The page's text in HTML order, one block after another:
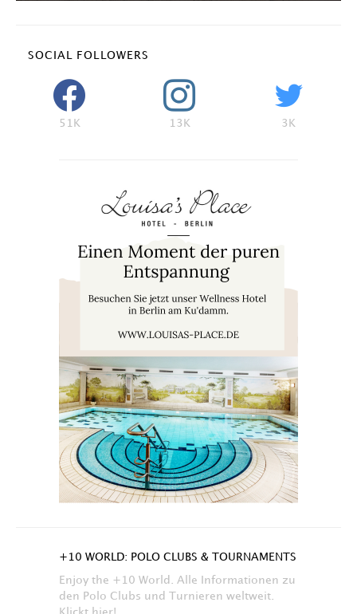
SOCIAL FOLLOWERS
51K 13K 3K
+10 WORLD: POLO CLUBS & TOURNAMENTS
Enjoy the +10 World. Alle Informationen zu
den Polo Clubs und Turnieren weltweit.
Klickt hier!